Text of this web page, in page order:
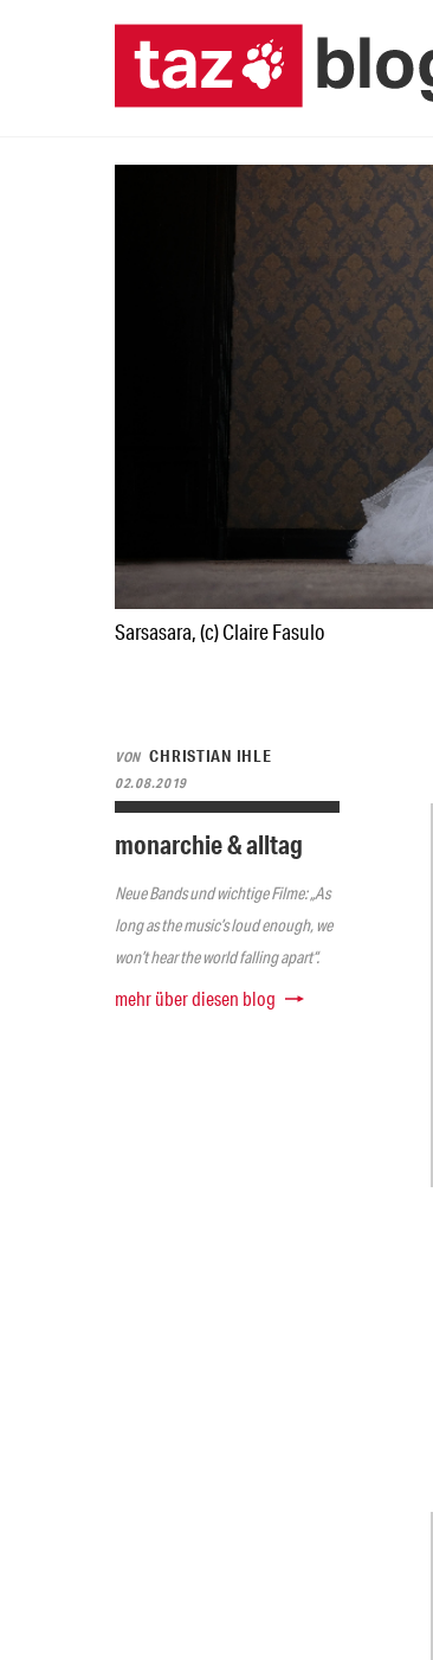
Sarsasara, (c) Claire Fasulo
VON CHRISTIAN IHLE
02.08.2019
monarchie & alltag
Neue Bands und wichtige Filme: „As
long as the music’s loud enough, we
won’t hear the world falling apart“.
mehr über diesen blog